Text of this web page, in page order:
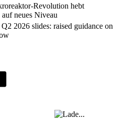
Revolution hebt
neues Niveau
2026 slides: raised guidance on